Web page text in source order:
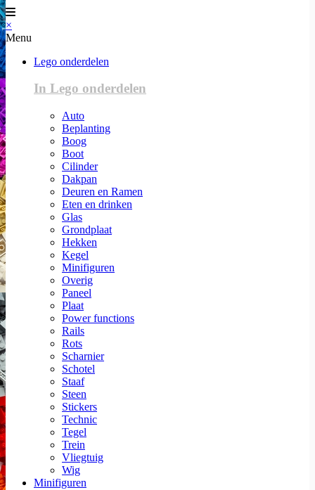
×
Menu
Lego onderdelen
In Lego onderdelen
Auto
Beplanting
Boog
Boot
Cilinder
Dakpan
Deuren en Ramen
Eten en drinken
Glas
Grondplaat
Hekken
Kegel
Minifiguren
Overig
Paneel
Plaat
Power functions
Rails
Rots
Scharnier
Schotel
Staaf
Steen
Stickers
Technic
Tegel
Trein
Vliegtuig
Wig
Minifiguren